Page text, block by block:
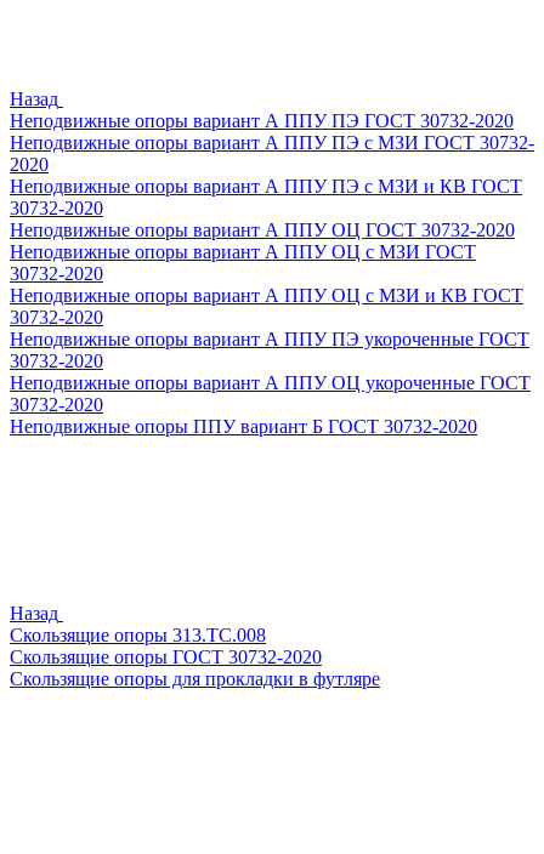
Назад
Неподвижные опоры вариант А ППУ ПЭ ГОСТ 30732-2020
Неподвижные опоры вариант А ППУ ПЭ с МЗИ ГОСТ 30732-
2020
Неподвижные опоры вариант А ППУ ПЭ с МЗИ и КВ ГОСТ
30732-2020
Неподвижные опоры вариант А ППУ ОЦ ГОСТ 30732-2020
Неподвижные опоры вариант А ППУ ОЦ с МЗИ ГОСТ
30732-2020
Неподвижные опоры вариант А ППУ ОЦ с МЗИ и КВ ГОСТ
30732-2020
Неподвижные опоры вариант А ППУ ПЭ укороченные ГОСТ
30732-2020
Неподвижные опоры вариант А ППУ ОЦ укороченные ГОСТ
30732-2020
Неподвижные опоры ППУ вариант Б ГОСТ 30732-2020
Назад
Скользящие опоры 313.ТС.008
Скользящие опоры ГОСТ 30732-2020
Скользящие опоры для прокладки в футляре